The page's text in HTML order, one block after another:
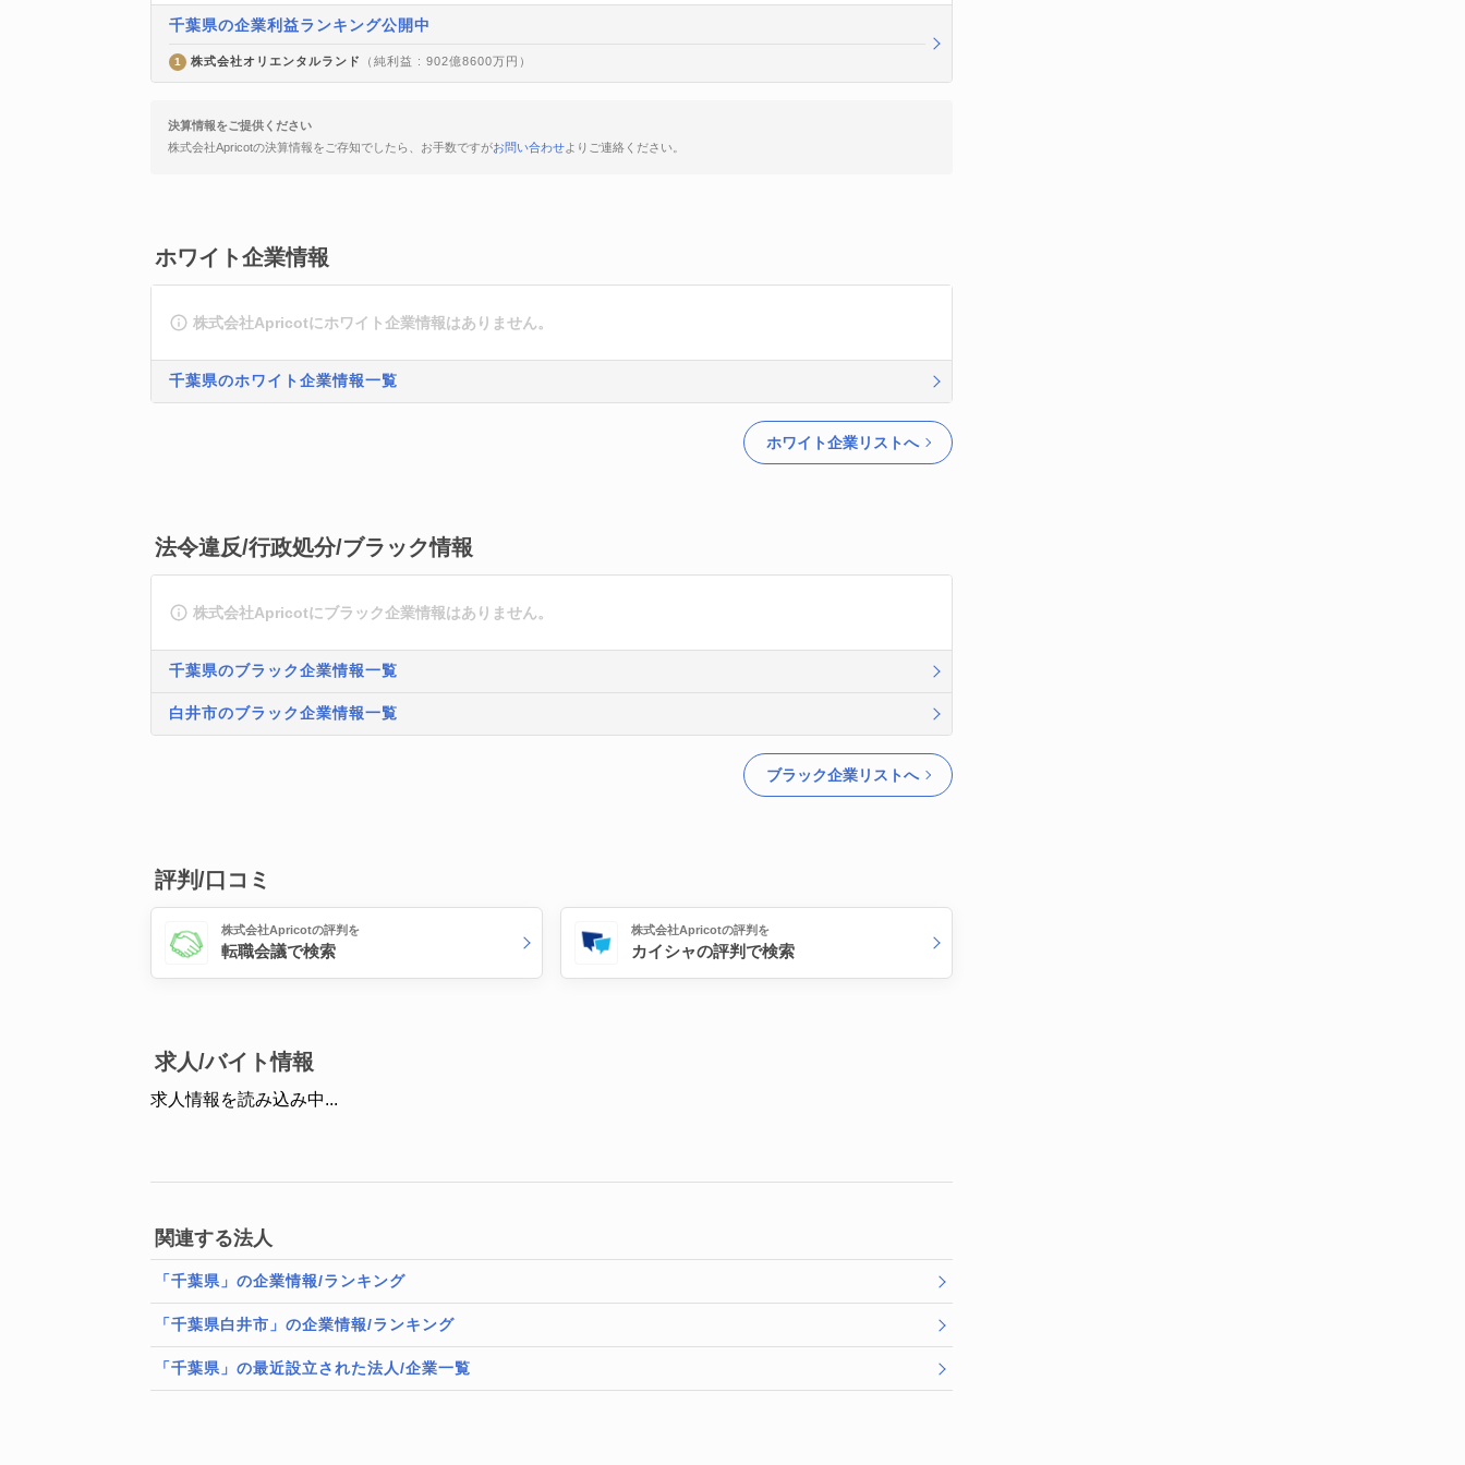
千葉県の企業利益ランキング公開中
1 株式会社オリエンタルランド （純利益 : 902億8600万円）
決算情報をご提供ください
株式会社Apricotの決算情報をご存知でしたら、お手数ですがお問い合わせよりご連絡ください。
ホワイト企業情報
株式会社Apricotにホワイト企業情報はありません。
千葉県のホワイト企業情報一覧
ホワイト企業リストへ
法令違反/行政処分/ブラック情報
株式会社Apricotにブラック企業情報はありません。
千葉県のブラック企業情報一覧
白井市のブラック企業情報一覧
ブラック企業リストへ
評判/口コミ
株式会社Apricotの評判を
転職会議で検索
株式会社Apricotの評判を
カイシャの評判で検索
求人/バイト情報
求人情報を読み込み中...
関連する法人
「千葉県」の企業情報/ランキング
「千葉県白井市」の企業情報/ランキング
「千葉県」の最近設立された法人/企業一覧